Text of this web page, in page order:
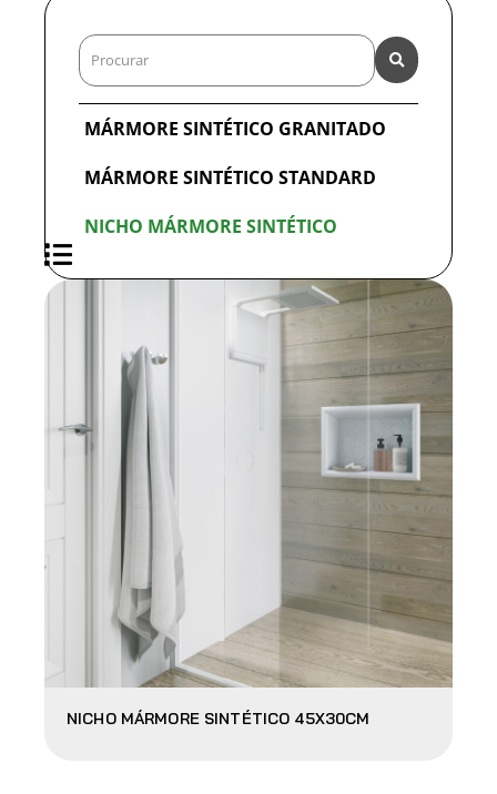
MÁRMORE SINTÉTICO GRANITADO
MÁRMORE SINTÉTICO STANDARD
NICHO MÁRMORE SINTÉTICO
NICHO MÁRMORE SINTÉTICO 45X30CM